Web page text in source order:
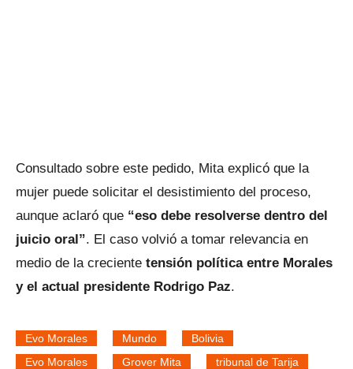
Consultado sobre este pedido, Mita explicó que la
mujer puede solicitar el desistimiento del proceso,
aunque aclaró que “eso debe resolverse dentro del
juicio oral”. El caso volvió a tomar relevancia en
medio de la creciente tensión política entre Morales
y el actual presidente Rodrigo Paz.
Evo Morales Mundo
Bolivia
Evo Morales
Grover Mita tribunal de Tarija